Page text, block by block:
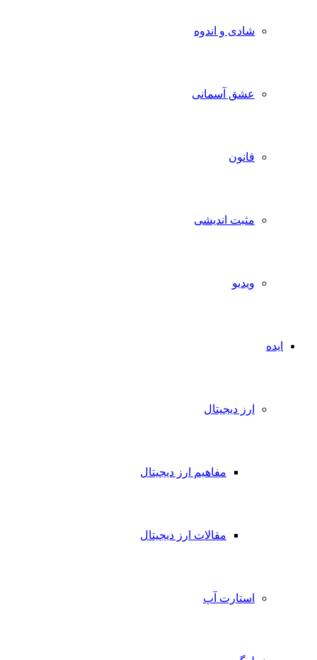
شادی و اندوه
عشق آسمانی
قانون
مثبت اندیشی
ویدیو
ایده
ارز دیجیتال
مفاهیم ارز دیجیتال
مقالات ارز دیجیتال
استارت آپ